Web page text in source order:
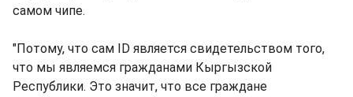
самом чипе.
"Потому, что сам ID является свидетельством того,
что мы являемся гражданами Кыргызской
Республики. Это значит, что все граждане